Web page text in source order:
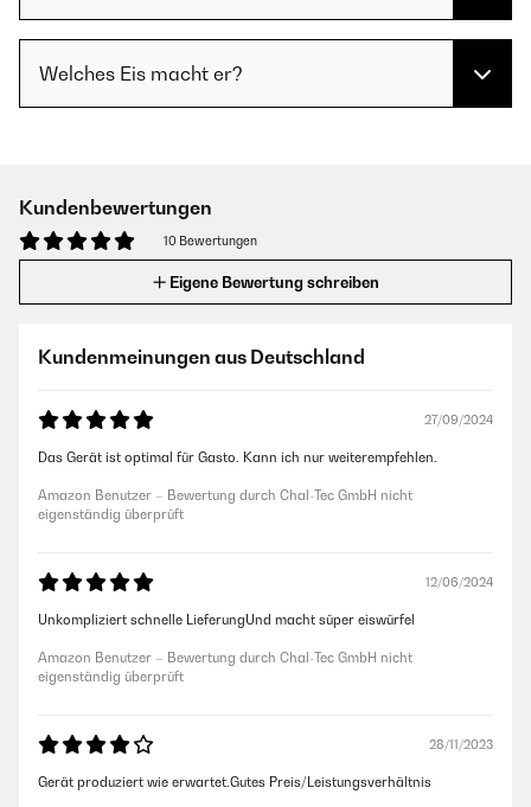
Welches Eis macht er?
Kundenbewertungen
10 Bewertungen
Eigene Bewertung schreiben
Kundenmeinungen aus Deutschland
27/09/2024
Das Gerät ist optimal für Gasto. Kann ich nur weiterempfehlen.
Amazon Benutzer – Bewertung durch Chal-Tec GmbH nicht
eigenständig überprüft
12/06/2024
Unkompliziert schnelle LieferungUnd macht süper eiswürfel
Amazon Benutzer – Bewertung durch Chal-Tec GmbH nicht
eigenständig überprüft
28/11/2023
Gerät produziert wie erwartet.Gutes Preis/Leistungsverhältnis